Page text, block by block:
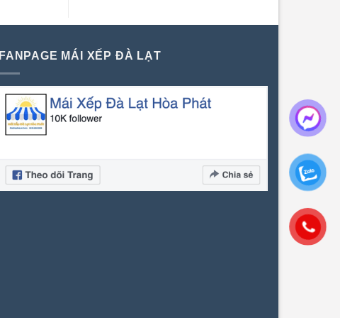
FANPAGE MÁI XẾP ĐÀ LẠT